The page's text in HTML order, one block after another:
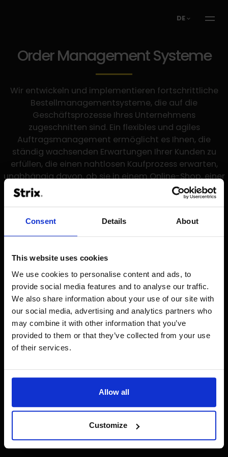
Consent Details About
This website uses cookies
We use cookies to personalise content and ads, to
provide social media features and to analyse our traffic.
We also share information about your use of our site with
our social media, advertising and analytics partners who
may combine it with other information that you’ve
provided to them or that they’ve collected from your use
of their services.
Allow all
Customize
DE
Order Management Systeme
Wir entwickeln und implementieren fortschrittliche
Bestellmanagementsysteme, die auf die
Geschäftsprozesse Ihres Unternehmens
zugeschnitten sind. Ein flexibles und agiles
Auftragsmanagement ermöglicht es Ihnen, die
ständig wachsenden Erwartungen Ihrer Kunden zu
erfüllen, die einen nahtlosen Kaufprozess erwarten,
unabhängig davon, ob sie in einem Online-Shop, einer
mobilen App oder auf einem Marktplatz einkaufen.